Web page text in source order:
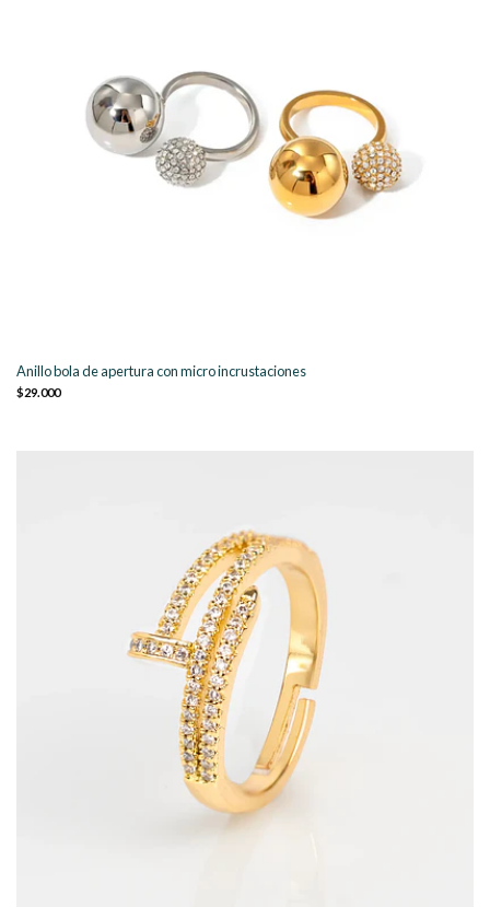
Anillo bola de apertura con micro incrustaciones
$29.000